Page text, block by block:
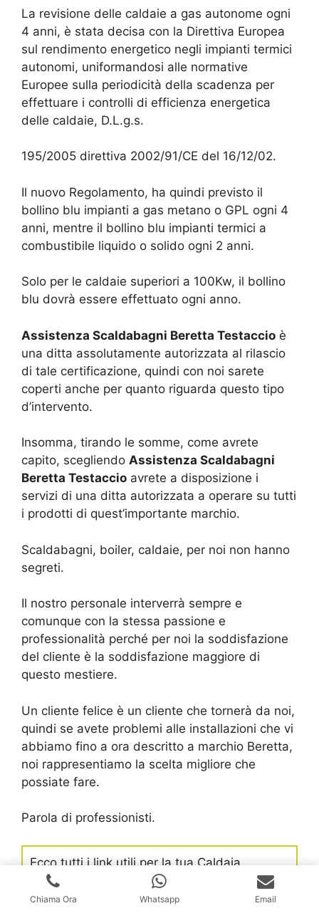
La revisione delle caldaie a gas autonome ogni
4 anni, è stata decisa con la Direttiva Europea
sul rendimento energetico negli impianti termici
autonomi, uniformandosi alle normative
Europee sulla periodicità della scadenza per
effettuare i controlli di efficienza energetica
delle caldaie, D.L.g.s.
195/2005 direttiva 2002/91/CE del 16/12/02.
Il nuovo Regolamento, ha quindi previsto il
bollino blu impianti a gas metano o GPL ogni 4
anni, mentre il bollino blu impianti termici a
combustibile liquido o solido ogni 2 anni.
Solo per le caldaie superiori a 100Kw, il bollino
blu dovrà essere effettuato ogni anno.
Assistenza Scaldabagni Beretta Testaccio è
una ditta assolutamente autorizzata al rilascio
di tale certificazione, quindi con noi sarete
coperti anche per quanto riguarda questo tipo
d’intervento.
Insomma, tirando le somme, come avrete
capito, scegliendo Assistenza Scaldabagni
Beretta Testaccio avrete a disposizione i
servizi di una ditta autorizzata a operare su tutti
i prodotti di quest’importante marchio.
Scaldabagni, boiler, caldaie, per noi non hanno
segreti.
Il nostro personale interverrà sempre e
comunque con la stessa passione e
professionalità perché per noi la soddisfazione
del cliente è la soddisfazione maggiore di
questo mestiere.
Un cliente felice è un cliente che tornerà da noi,
quindi se avete problemi alle installazioni che vi
abbiamo fino a ora descritto a marchio Beretta,
noi rappresentiamo la scelta migliore che
possiate fare.
Parola di professionisti.
Ecco tutti i link utili per la tua Caldaia
Beretta:
Chiama Ora Whatsapp Email